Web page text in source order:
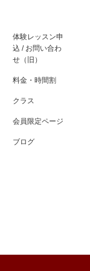
体験レッスン申
込 / お問い合わ
せ（旧）
料金・時間割
クラス
会員限定ページ
ブログ